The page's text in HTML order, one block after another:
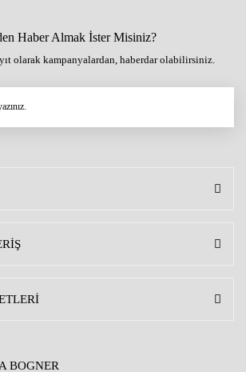
Haber Almak İster Misiniz?
olarak kampanyalardan, haberdar olabilirsiniz.
BOGNER